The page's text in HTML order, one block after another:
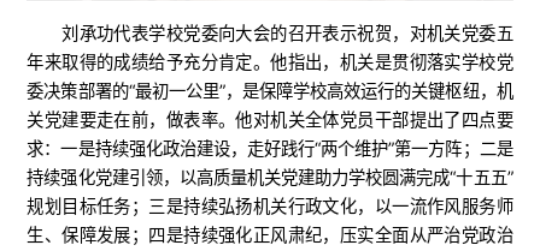
刘承功代表学校党委向大会的召开表示祝贺，对机关党委五
年来取得的成绩给予充分肯定。他指出，机关是贯彻落实学校党
委决策部署的“最初一公里”，是保障学校高效运行的关键枢纽，机
关党建要走在前，做表率。他对机关全体党员干部提出了四点要
求：一是持续强化政治建设，走好践行“两个维护”第一方阵；二是
持续强化党建引领，以高质量机关党建助力学校圆满完成“十五五”
规划目标任务；三是持续弘扬机关行政文化，以一流作风服务师
生、保障发展；四是持续强化正风肃纪，压实全面从严治党政治